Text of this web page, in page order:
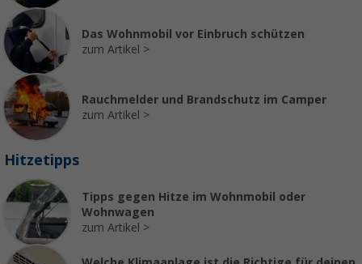
Das Wohnmobil vor Einbruch schützen
zum Artikel
Rauchmelder und Brandschutz im Camper
zum Artikel
Hitzetipps
Tipps gegen Hitze im Wohnmobil oder
Wohnwagen
zum Artikel